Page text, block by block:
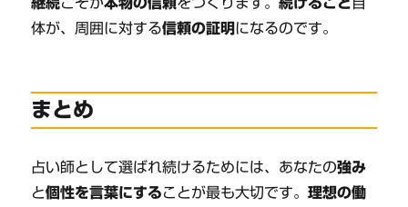
体が、周囲に対する信頼の証明 になるのです。
まとめ
占い師として選ばれ続けるためには、あなたの強み
と個性を言葉にすることが最も大切です。理想の働